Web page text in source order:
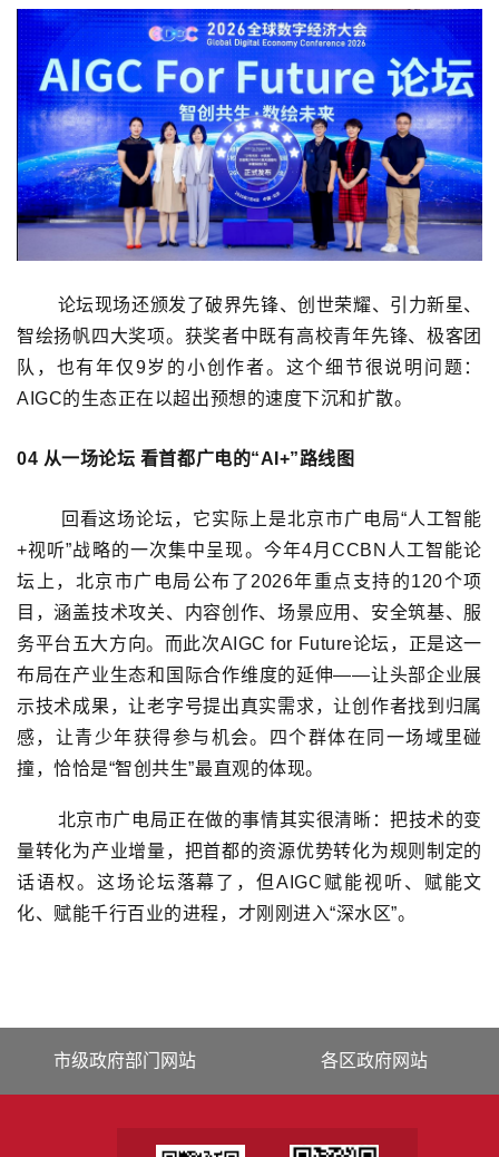
论坛现场还颁发了破界先锋、创世荣耀、引力新星、
智绘扬帆四大奖项。获奖者中既有高校青年先锋、极客团
队，也有年仅9岁的小创作者。这个细节很说明问题：
AIGC的生态正在以超出预想的速度下沉和扩散。
04 从一场论坛 看首都广电的“AI+”路线图
回看这场论坛，它实际上是北京市广电局“人工智能
+视听”战略的一次集中呈现。今年4月CCBN人工智能论
坛上，北京市广电局公布了2026年重点支持的120个项
目，涵盖技术攻关、内容创作、场景应用、安全筑基、服
务平台五大方向。而此次AIGC for Future论坛，正是这一
布局在产业生态和国际合作维度的延伸——让头部企业展
示技术成果，让老字号提出真实需求，让创作者找到归属
感，让青少年获得参与机会。四个群体在同一场域里碰
撞，恰恰是“智创共生”最直观的体现。
北京市广电局正在做的事情其实很清晰：把技术的变
量转化为产业增量，把首都的资源优势转化为规则制定的
话语权。这场论坛落幕了，但AIGC赋能视听、赋能文
化、赋能千行百业的进程，才刚刚进入“深水区”。
市级政府部门网站 各区政府网站